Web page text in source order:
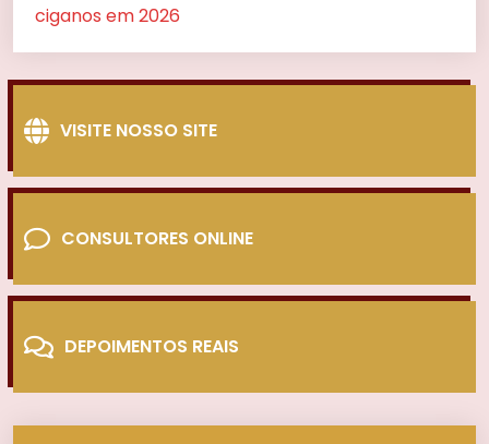
ciganos em 2026
VISITE NOSSO SITE
CONSULTORES ONLINE
DEPOIMENTOS REAIS